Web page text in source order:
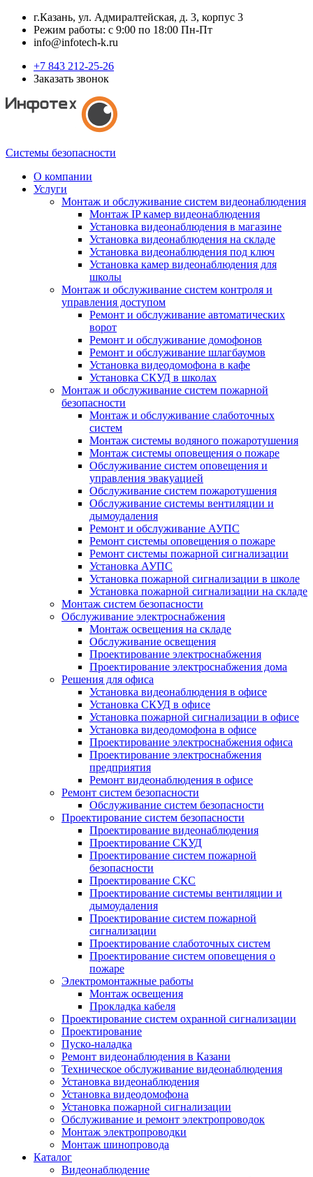
г.Казань, ул. Адмиралтейская, д. 3, корпус 3
Режим работы: с 9:00 по 18:00 Пн-Пт
info@infotech-k.ru
+7 843 212-25-26
Заказать звонок
Системы безопасности
О компании
Услуги
Монтаж и обслуживание систем видеонаблюдения
Монтаж IP камер видеонаблюдения
Установка видеонаблюдения в магазине
Установка видеонаблюдения на складе
Установка видеонаблюдения под ключ
Установка камер видеонаблюдения для
школы
Монтаж и обслуживание систем контроля и
управления доступом
Ремонт и обслуживание автоматических
ворот
Ремонт и обслуживание домофонов
Ремонт и обслуживание шлагбаумов
Установка видеодомофона в кафе
Установка СКУД в школах
Монтаж и обслуживание систем пожарной
безопасности
Монтаж и обслуживание слаботочных
систем
Монтаж системы водяного пожаротушения
Монтаж системы оповещения о пожаре
Обслуживание систем оповещения и
управления эвакуацией
Обслуживание систем пожаротушения
Обслуживание системы вентиляции и
дымоудаления
Ремонт и обслуживание АУПС
Ремонт системы оповещения о пожаре
Ремонт системы пожарной сигнализации
Установка АУПС
Установка пожарной сигнализации в школе
Установка пожарной сигнализации на складе
Монтаж систем безопасности
Обслуживание электроснабжения
Монтаж освещения на складе
Обслуживание освещения
Проектирование электроснабжения
Проектирование электроснабжения дома
Решения для офиса
Установка видеонаблюдения в офисе
Установка СКУД в офисе
Установка пожарной сигнализации в офисе
Установка видеодомофона в офисе
Проектирование электроснабжения офиса
Проектирование электроснабжения
предприятия
Ремонт видеонаблюдения в офисе
Ремонт систем безопасности
Обслуживание систем безопасности
Проектирование систем безопасности
Проектирование видеонаблюдения
Проектирование СКУД
Проектирование систем пожарной
безопасности
Проектирование СКС
Проектирование системы вентиляции и
дымоудаления
Проектирование систем пожарной
сигнализации
Проектирование слаботочных систем
Проектирование систем оповещения о
пожаре
Электромонтажные работы
Монтаж освещения
Прокладка кабеля
Проектирование систем охранной сигнализации
Проектирование
Пуско-наладка
Ремонт видеонаблюдения в Казани
Техническое обслуживание видеонаблюдения
Установка видеонаблюдения
Установка видеодомофона
Установка пожарной сигнализации
Обслуживание и ремонт электропроводок
Монтаж электропроводки
Монтаж шинопровода
Каталог
Видеонаблюдение